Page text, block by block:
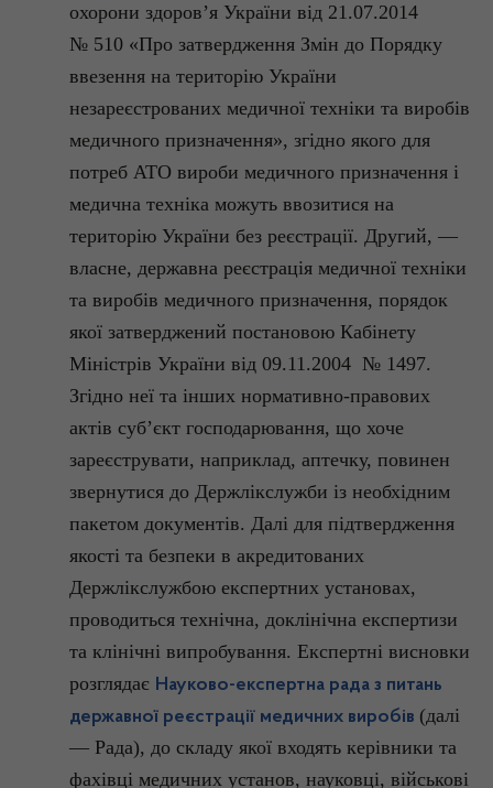
охорони здоров’я України від 21.07.2014
№ 510 «Про затвердження Змін до Порядку
ввезення на територію України
незареєстрованих медичної техніки та виробів
медичного призначення», згідно якого для
потреб АТО вироби медичного призначення і
медична техніка можуть ввозитися на
територію України без реєстрації. Другий, —
власне, державна реєстрація медичної техніки
та виробів медичного призначення, порядок
якої затверджений постановою Кабінету
Міністрів України від 09.11.2004 № 1497.
Згідно неї та інших нормативно-правових
актів суб’єкт господарювання, що хоче
зареєструвати, наприклад, аптечку, повинен
звернутися до Держлікслужби із необхідним
пакетом документів. Далі для підтвердження
якості та безпеки в акредитованих
Держлікслужбою експертних установах,
проводиться технічна, доклінічна експертизи
та клінічні випробування. Експертні висновки
розглядає Науково-експертна рада з питань
державної реєстрації медичних виробів (далі
— Рада), до складу якої входять керівники та
фахівці медичних установ, науковці, військові